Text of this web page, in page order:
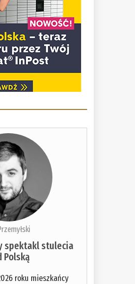
spektakl stulecia
Polską
roku mieszkańcy